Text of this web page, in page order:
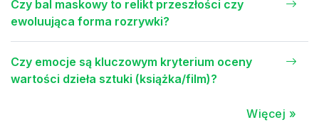
Czy bal maskowy to relikt przeszłości czy
ewoluująca forma rozrywki?
Czy emocje są kluczowym kryterium oceny
wartości dzieła sztuki (książka/film)?
Więcej »